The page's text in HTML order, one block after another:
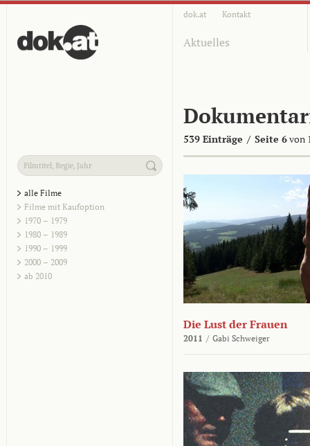
dok.at Kontakt
Aktuelles
539 Einträge / Seite 6von
alle Filme
Filme mit Kaufoption
1970 – 1979
1980 – 1989
1990 – 1999
2000 – 2009
ab 2010
Die Lust der Frauen
2011 / Gabi Schweiger